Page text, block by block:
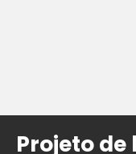
Projeto de